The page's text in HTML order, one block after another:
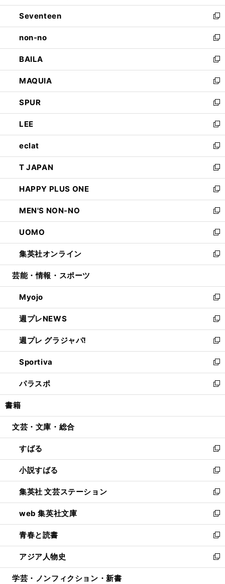
開
く
ウ
で
開
く
ン
ド
ウ
で
開
く
Seventeen
新
し
い
ウ
ィ
ン
ド
ウ
で
開
く
non-no
新
し
い
ウ
ィ
ン
ド
ウ
で
開
く
BAILA
新
し
い
ウ
ィ
ン
ド
ウ
で
開
く
MAQUIA
新
し
い
ウ
ィ
ン
ド
ウ
で
開
く
SPUR
新
し
い
ウ
ィ
ン
ド
ウ
で
開
く
LEE
新
し
い
ウ
ィ
ン
ド
ウ
で
開
く
eclat
新
し
い
ウ
ィ
ン
ド
ウ
で
開
く
T JAPAN
新
し
い
ウ
ィ
ン
ド
ウ
で
開
HAPPY PLUS ONE
新
し
い
ウ
ィ
ン
ド
ウ
開
く
MEN'S NON-NO
新
し
い
ウ
ィ
ン
ウ
で
開
く
UOMO
新
し
い
ウ
ン
ド
ウ
で
開
く
集英社オンライン
新
し
ウ
ィ
ン
ド
ウ
で
開
く
芸能・情報・スポーツ
Myojo
新
し
い
ウ
ィ
ン
ド
ウ
で
開
週プレNEWS
新
し
い
ウ
ィ
ン
ド
ウ
開
週プレ グラジャパ!
新
し
い
ウ
ィ
ン
ウ
開
く
Sportiva
新
し
い
ウ
ン
ウ
で
開
く
パラスポ
新
し
ウ
ン
ド
ウ
で
開
く
書籍
文芸・文庫・総合
すばる
新
し
い
ウ
ィ
ン
ド
ウ
で
開
く
小説すばる
新
し
い
ウ
ィ
ン
ド
ウ
で
開
集英社 文芸ステーション
新
し
い
ウ
ィ
ン
ド
ウ
web 集英社文庫
新
し
い
ウ
ィ
ン
青春と読書
新
し
い
ウ
アジア人物史
新
し
学芸・ノンフィクション・新書